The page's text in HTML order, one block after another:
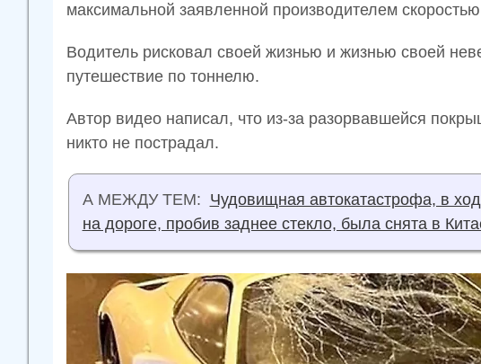
максимальной заявленной производителем
Водитель рисковал своей жизнью и жизнью своей
путешествие по тоннелю.
Автор видео написал, что из-за разорвавшейся
никто не пострадал.
А МЕЖДУ ТЕМ: Чудовищная автокатастрофа, в
на дороге, пробив заднее стекло, была снята в